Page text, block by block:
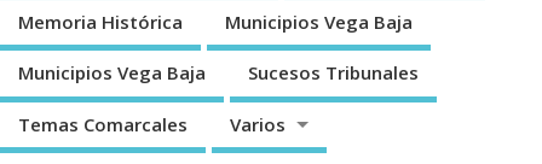
Memoria Histórica Municipios Vega Baja
Municipios Vega Baja Sucesos Tribunales
Temas Comarcales Varios